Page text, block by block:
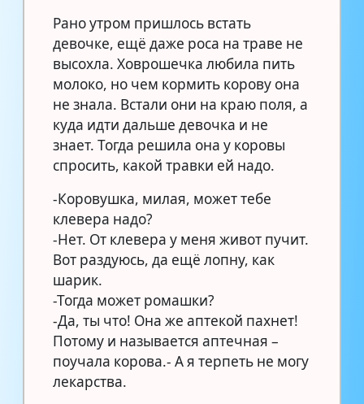
Рано утром пришлось встать
девочке, ещё даже роса на траве не
высохла. Ховрошечка любила пить
молоко, но чем кормить корову она
не знала. Встали они на краю поля, а
куда идти дальше девочка и не
знает. Тогда решила она у коровы
спросить, какой травки ей надо.
-Коровушка, милая, может тебе
клевера надо?
-Нет. От клевера у меня живот пучит.
Вот раздуюсь, да ещё лопну, как
шарик.
-Тогда может ромашки?
-Да, ты что! Она же аптекой пахнет!
Потому и называется аптечная –
поучала корова.- А я терпеть не могу
лекарства.